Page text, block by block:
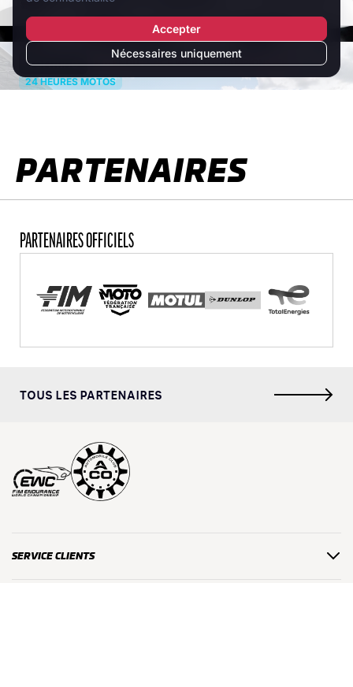
PARTENAIRES
PARTENAIRES OFFICIELS
TOUS LES PARTENAIRES
SERVICE CLIENTS